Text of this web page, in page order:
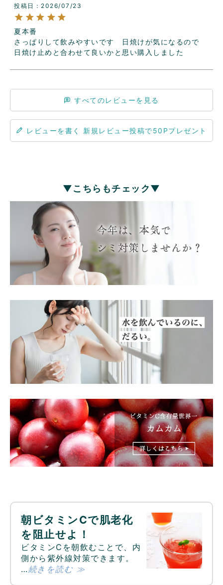
投稿日 2026/07/23
夏本番
さっぱりして飲みやすいです　日焼けが気になるので
日焼け止めと合わせて良いかと思い購入しました
すべてのレビューを見る
レビューを書く
▼こちらもチェック▼
朝ビタミンCで肌老化
を阻止せよ！
ビタミンCを朝飲むことで、内
側から紫外線対策できます。
…続きを読む ≫